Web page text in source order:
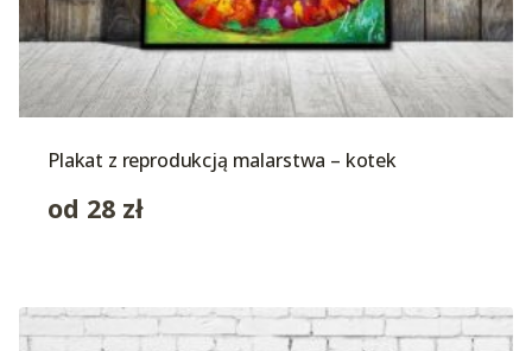
Plakat z reprodukcją malarstwa – kotek
od 28 zł